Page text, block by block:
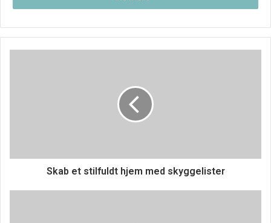
enkeltpersoner eller gæsteværelser. Husk også at tage
kommer med indbyggede skuffer eller opbevaringsplads
Madrassens fasthed påvirker
kan føre til dårlig rygstøtte, mens en madras, der er for
Skab et stilfuldt hjem med skyggelister